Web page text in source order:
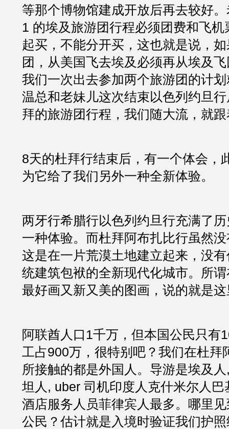
等那个博物馆建成开放后再去较好
1 的埃及旅游团行程必须团费和飞
起买，不能分开买，这也就是说，
团，从美国飞去埃及必须再从埃及
我们一次出去参加两个旅游团的计
温总和老妹儿这次结束以色列约旦
拜的旅游团行程，我们随大流，就
8天的杜拜行结束后，有一个体会，
为它给了我们另外一种全新体验。
两牙行希腊行以色列约旦行充满了
一种体验。而杜拜阿布扎比行虽然
这是在一片荒漠土地建立起来，没
统建筑包袱的全新现代化城市。所
最好画又新又美的图画，说的就是
阿联酋人口1千万，但本国公民只有
工占900万，很特别吧？我们在杜拜
所接触的都是外国人。导游是埃及
坦人, uber 司机印度人克什米尔人巴
酒店服务人员菲律宾人最多。哪里
公民？估计就是入境时验证我们护